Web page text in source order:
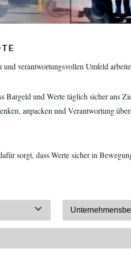
verantwortungsvollen Umfeld
Bargeld und Werte täglich sicher ans
anpacken und Verantwortung
sorgt, dass Werte sicher in